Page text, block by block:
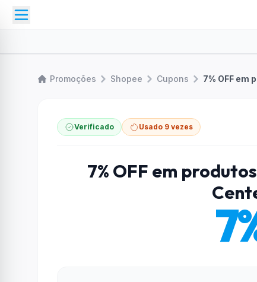
Promoções Shopee Cupons
Verificado Usado 9 vezes
7% OFF em